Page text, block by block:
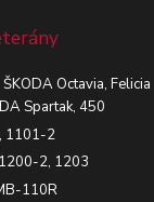
Octavia, Felicia
Spartak, 450
1101-2
2, 1203
110R